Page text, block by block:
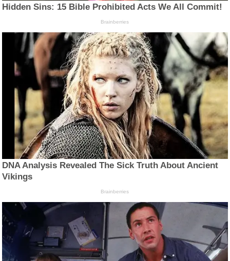
Hidden Sins: 15 Bible Prohibited Acts We All Commit!
Brainberries
DNA Analysis Revealed The Sick Truth About Ancient
Vikings
Brainberries